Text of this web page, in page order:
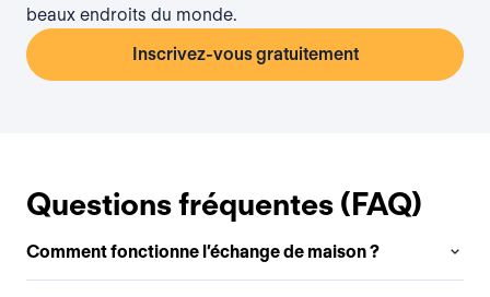
beaux endroits du monde.
Inscrivez-vous gratuitement
Questions fréquentes (FAQ)
Comment fonctionne l’échange de maison ?